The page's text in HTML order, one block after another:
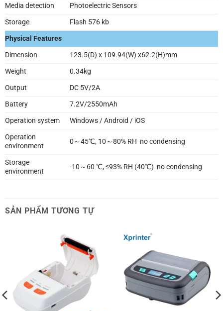
Media detection
Photoelectric Sensors
Storage
Flash 576 kb
Physical Features
Dimension
123.5(D) x 109.94(W) x62.2(H)mm
Weight
0.34kg
Output
DC 5V/2A
Battery
7.2V/2550mAh
Operation system
Windows / Android / iOS
Operation
environment
0～45℃, 10～80% RH no condensing
Storage
environment
-10～60 ℃, ≤93% RH (40℃) no condensing
SẢN PHẨM TƯƠNG TỰ